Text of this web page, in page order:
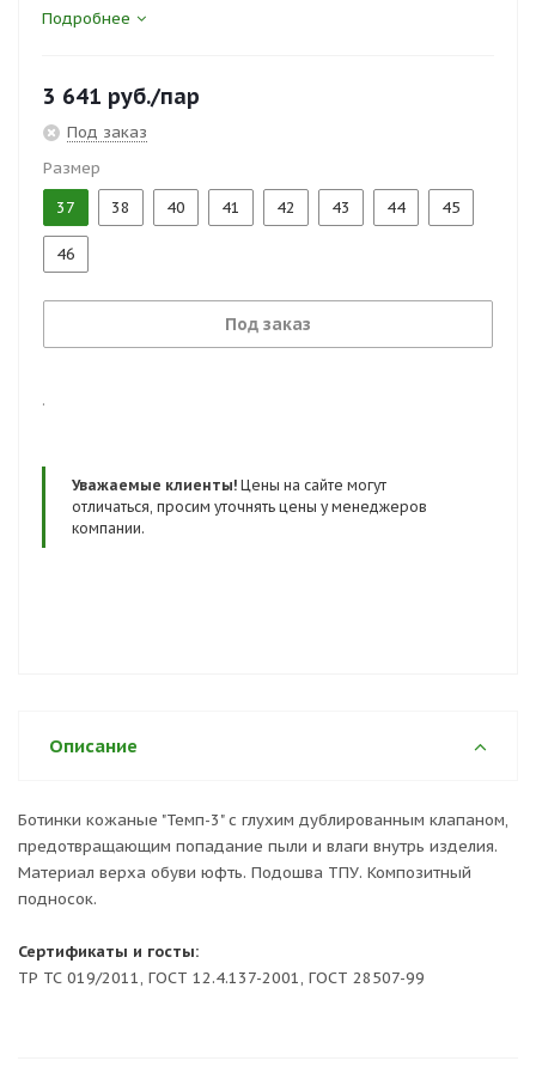
внутрь изделия. Материал верха обуви юфть. Подошва
Сертификаты и госты:
ТР ТС 019/2011, ГОСТ 12.4.137-2001, ГОСТ 28507-99
Подробнее
3 641 руб./пар
Под заказ
Размер
37
38 40 41 42 43 44 45
46
Под заказ
.
Уважаемые клиенты! Цены на сайте могут
отличаться, просим уточнять цены у менеджеров
компании.
Описание
Ботинки кожаные "Темп-3" с глухим дублированным клапаном,
предотвращающим попадание пыли и влаги внутрь изделия.
Материал верха обуви юфть. Подошва ТПУ. Композитный
подносок.
Сертификаты и госты:
ТР ТС 019/2011, ГОСТ 12.4.137-2001, ГОСТ 28507-99